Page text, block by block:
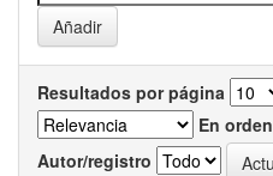
Resultados por página
En orden
Autor/registro